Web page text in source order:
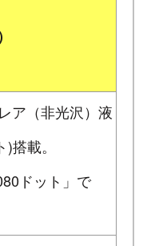
ア（非光沢）液
搭載。
ドット」で